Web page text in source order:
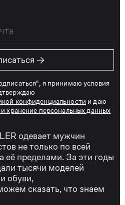
→
я принимаю условия
конфиденциальности и даю
хранение персональных данных
одевает мужчин
не только по всей
её пределами. За эти годы
тысячи моделей
обуви,
сказать, что знаем